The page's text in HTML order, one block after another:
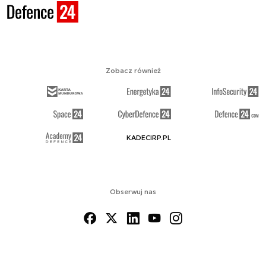
Obserwuj nas
Zobacz również
KADECIRP.PL